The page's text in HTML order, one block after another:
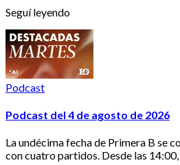
Seguí leyendo
Podcast
Podcast del 4 de agosto de 2026
La undécima fecha de Primera B se
con cuatro partidos. Desde las